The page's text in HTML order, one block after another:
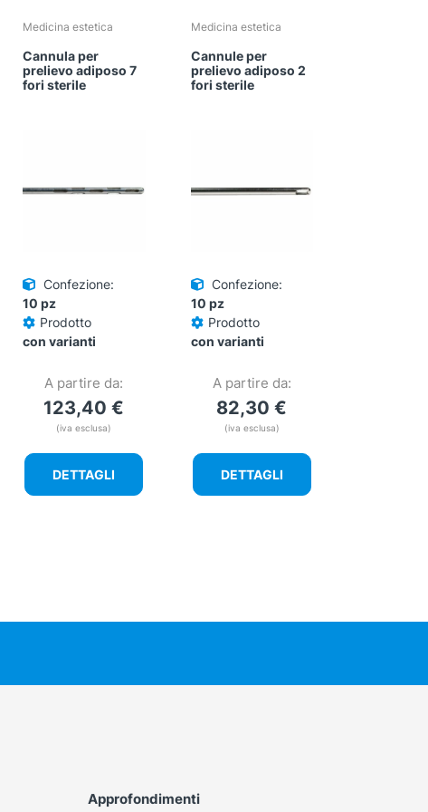
Medicina estetica
Cannula per
prelievo adiposo 7
fori sterile
Confezione:
10 pz
Prodotto
con varianti
A partire da:
123,40€
(iva esclusa)
DETTAGLI
Medicina estetica
Cannule per
prelievo adiposo 2
fori sterile
Confezione:
10 pz
Prodotto
con varianti
A partire da:
82,30€
(iva esclusa)
DETTAGLI
Approfondimenti